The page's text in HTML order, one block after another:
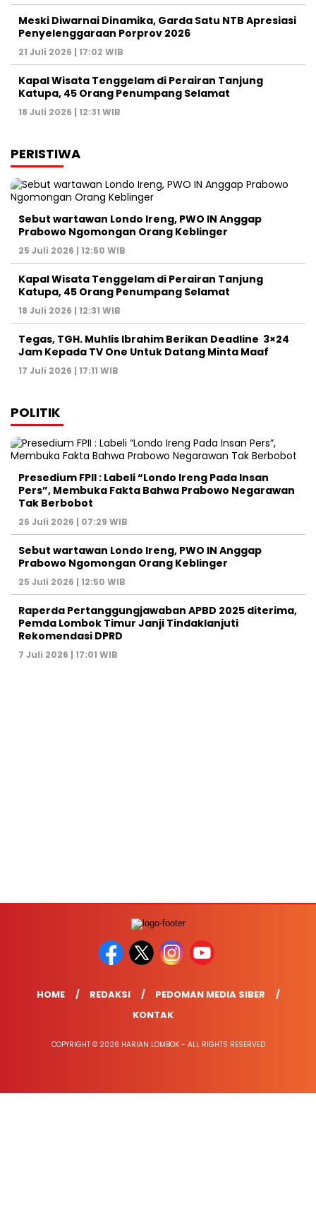
Meski Diwarnai Dinamika, Garda Satu NTB Apresiasi
Penyelenggaraan Porprov 2026 ‎
21 Juli 2026 | 17:02 WIB
Kapal Wisata Tenggelam di Perairan Tanjung
Katupa, 45 Orang Penumpang Selamat
18 Juli 2026 | 12:31 WIB
PERISTIWA
Sebut wartawan Londo Ireng, PWO IN Anggap
Prabowo Ngomongan Orang Keblinger
25 Juli 2026 | 12:50 WIB
Kapal Wisata Tenggelam di Perairan Tanjung
Katupa, 45 Orang Penumpang Selamat
18 Juli 2026 | 12:31 WIB
Tegas, TGH. Muhlis Ibrahim Berikan Deadline 3×24
Jam Kepada TV One Untuk Datang Minta Maaf
17 Juli 2026 | 17:11 WIB
POLITIK
Presedium FPII : Labeli “Londo Ireng Pada Insan
Pers”, Membuka Fakta Bahwa Prabowo Negarawan
Tak Berbobot
26 Juli 2026 | 07:29 WIB
Sebut wartawan Londo Ireng, PWO IN Anggap
Prabowo Ngomongan Orang Keblinger
25 Juli 2026 | 12:50 WIB
Raperda Pertanggungjawaban APBD 2025 diterima,
Pemda Lombok Timur Janji Tindaklanjuti
Rekomendasi DPRD
7 Juli 2026 | 17:01 WIB
HOME REDAKSI
PEDOMAN MEDIA SIBER
KONTAK
COPYRIGHT © 2026 HARIAN LOMBOK - ALL RIGHTS RESERVED